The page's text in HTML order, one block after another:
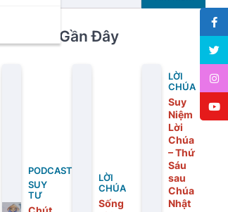
Bài Viết Gần Đây
PODCAST
SUY
TƯ
LỜI
CHÚA
Sống
LỜI
CHÚA
Suy
Niệm
Lời
Chúa
– Thứ
Sáu
sau
Chúa
Nhật